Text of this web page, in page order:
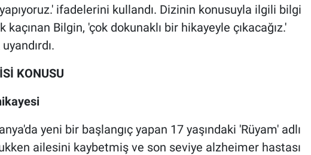
ifadelerini kullandı. Dizinin konusuyla ilgili bilgi
Bilgin, 'çok dokunaklı bir hikayeyle çıkacağız.'
KONUSU
yeni bir başlangıç yapan 17 yaşındaki 'Rüyam' adlı
ailesini kaybetmiş ve son seviye alzheimer hastası